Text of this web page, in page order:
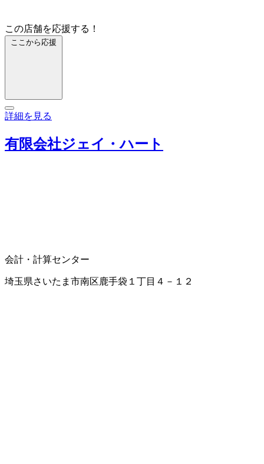
この店舗を応援する！
ここから応援
詳細を見る
有限会社ジェイ・ハート
会計・計算センター
埼玉県さいたま市南区鹿手袋１丁目４－１２